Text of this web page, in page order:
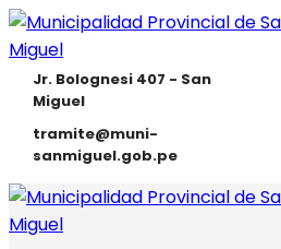
Jr. Bolognesi 407 - San
Miguel
tramite@muni-
sanmiguel.gob.pe